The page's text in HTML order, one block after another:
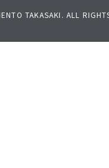
TAKASAKI. ALL